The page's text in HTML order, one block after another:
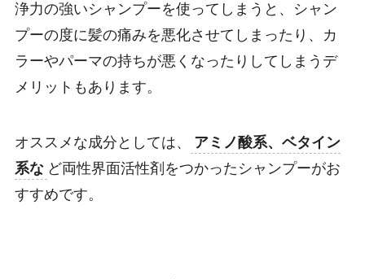
浄力の強いシャンプーを使ってしまうと、シャン
プーの度に髪の痛みを悪化させてしまったり、カ
ラーやパーマの持ちが悪くなったりしてしまうデ
メリットもあります。
オススメな成分としては、
アミノ酸系、ベタイン
系な ど両性界面活性剤をつかったシャンプーがお
すすめです。